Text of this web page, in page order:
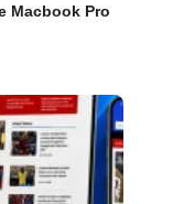
Macbook Pro